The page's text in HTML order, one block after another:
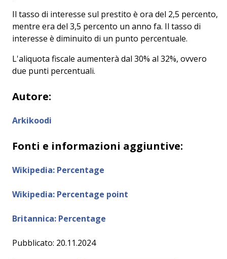
Il tasso di interesse sul prestito è ora del 2,5 percento,
mentre era del 3,5 percento un anno fa. Il tasso di
interesse è diminuito di un punto percentuale.
L'aliquota fiscale aumenterà dal 30% al 32%, ovvero
due punti percentuali.
Autore:
Arkikoodi
Fonti e informazioni aggiuntive:
Wikipedia: Percentage
Wikipedia: Percentage point
Britannica: Percentage
Pubblicato: 20.11.2024